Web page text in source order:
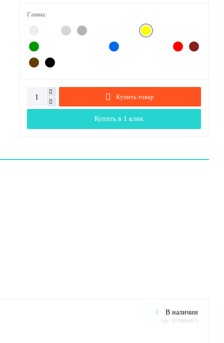
Гамма:
Купить товар
Купить в 1 клик
В наличии
Арт: 00-00008072